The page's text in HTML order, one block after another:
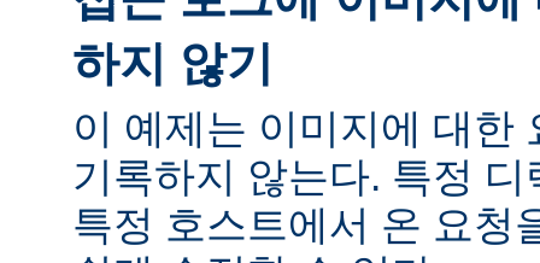
하지 않기
이 예제는 이미지에 대한
기록하지 않는다. 특정
특정 호스트에서 온 요청